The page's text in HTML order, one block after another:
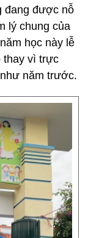
đang được nỗ
lý chung của
học này lễ
thay vì trực
năm trước.